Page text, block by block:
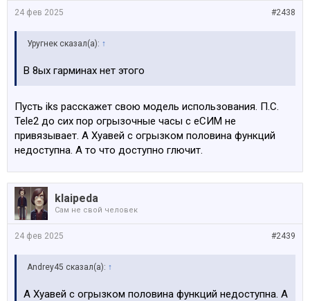
#2438
24 фев 2025
Уругнек сказал(а): ↑
В 8ых гарминах нет этого
Пусть iks расскажет свою модель использования. П.С.
Tele2 до сих пор огрызочные часы с еСИМ не
привязывает. А Хуавей с огрызком половина функций
недоступна. А то что доступно глючит.
klaipeda
Сам не свой человек
#2439
24 фев 2025
Andrey45 сказал(а): ↑
А Хуавей с огрызком половина функций недоступна. А